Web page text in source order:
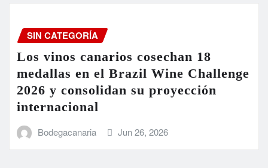
SIN CATEGORÍA
Los vinos canarios cosechan 18
medallas en el Brazil Wine Challenge
2026 y consolidan su proyección
internacional
Bodegacanaria Jun 26, 2026